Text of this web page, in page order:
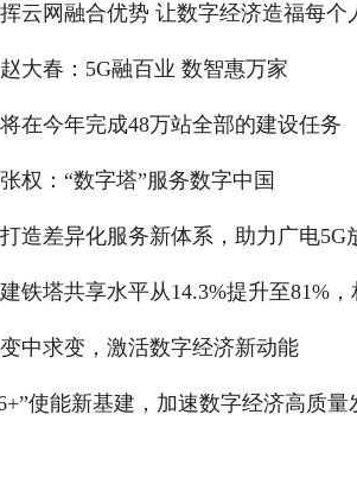
云网融合优势 让数字经济造福每个
大春：5G融百业 数智惠万家
在今年完成48万站全部的建设任务
权：“数字塔”服务数字中国
造差异化服务新体系，助力广电5G
铁塔共享水平从14.3%提升至81%
中求变，激活数字经济新动能
使能新基建，加速数字经济高质量